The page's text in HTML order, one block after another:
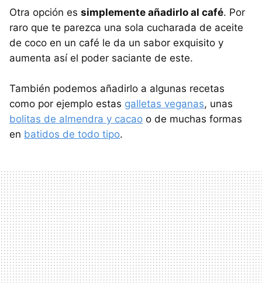
Otra opción es simplemente añadirlo al café. Por
raro que te parezca una sola cucharada de aceite
de coco en un café le da un sabor exquisito y
aumenta así el poder saciante de este.
También podemos añadirlo a algunas recetas
como por ejemplo estas galletas veganas, unas
bolitas de almendra y cacao o de muchas formas
en batidos de todo tipo.